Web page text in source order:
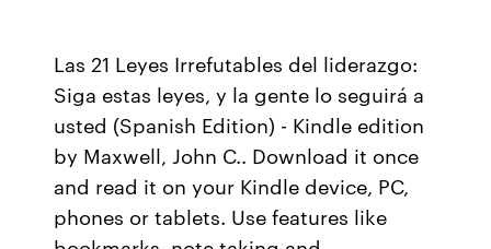
Las 21 Leyes Irrefutables del liderazgo:
Siga estas leyes, y la gente lo seguirá a
usted (Spanish Edition) - Kindle edition
by Maxwell, John C.. Download it once
and read it on your Kindle device, PC,
phones or tablets. Use features like